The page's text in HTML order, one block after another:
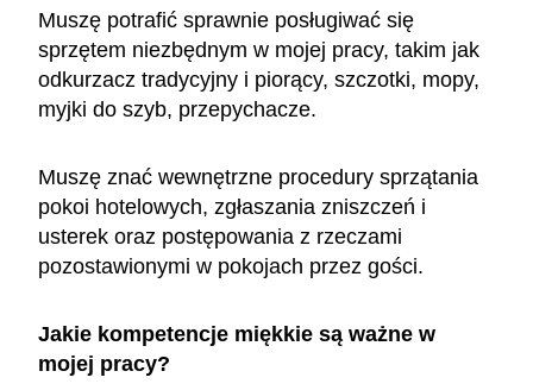
Muszę potrafić sprawnie posługiwać się
sprzętem niezbędnym w mojej pracy, takim jak
odkurzacz tradycyjny i piorący, szczotki, mopy,
myjki do szyb, przepychacze.
Muszę znać wewnętrzne procedury sprzątania
pokoi hotelowych, zgłaszania zniszczeń i
usterek oraz postępowania z rzeczami
pozostawionymi w pokojach przez gości.
Jakie kompetencje miękkie są ważne w
mojej pracy?